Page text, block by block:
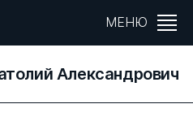
МЕНЮ
Александрович